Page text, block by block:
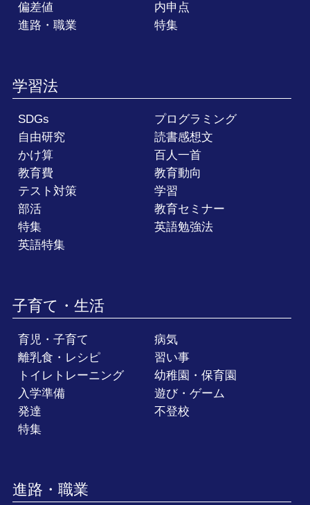
偏差値
内申点
進路・職業
特集
学習法
SDGs
プログラミング
自由研究
読書感想文
かけ算
百人一首
教育費
教育動向
テスト対策
学習
部活
教育セミナー
特集
英語勉強法
英語特集
子育て・生活
育児・子育て
病気
離乳食・レシピ
習い事
トイレトレーニング
幼稚園・保育園
入学準備
遊び・ゲーム
発達
不登校
特集
進路・職業